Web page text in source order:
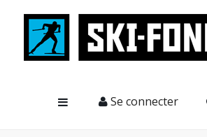
Se connecter